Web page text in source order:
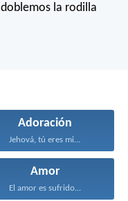
doblemos la rodilla
Adoración
Jehová, tú eres mi...
Amor
El amor es sufrido...